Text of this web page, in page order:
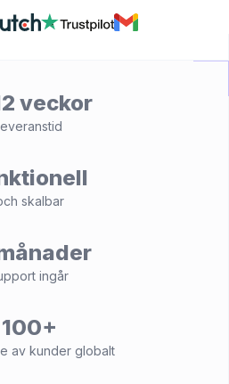
veckor
skalbar
ingår
100+
av kunder globalt